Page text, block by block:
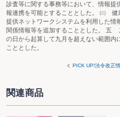
診査等に関する事務等において、情報提
報連携を可能とすることとした。 ㈢ 健
提供ネットワークシステムを利用した情
関係情報等を追加することとした。 五
の日から起算して九月を超えない範囲内
こととした。
PICK UP!法令改正
関連商品